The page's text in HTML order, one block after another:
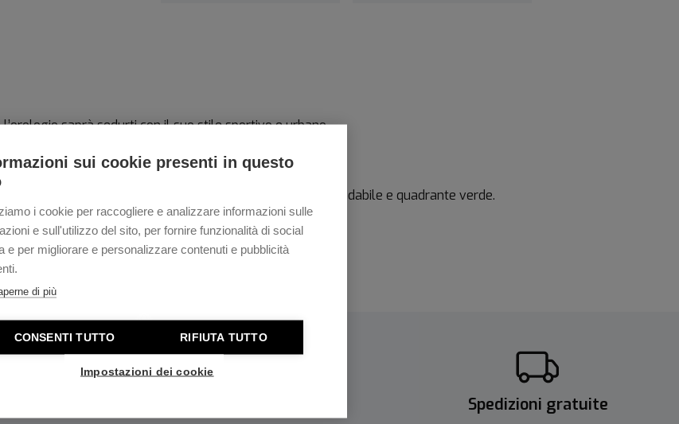
sui cookie presenti in questo
i cookie per raccogliere e analizzare informazioni sulle
e sull'utilizzo del sito, per fornire funzionalità di social
e per migliorare e personalizzare contenuti e pubblicità
di più
CONSENTI TUTTO RIFIUTA TUTTO
Impostazioni dei cookie
saprà sedurti con il suo stile sportivo e urbano.
Chrono Quartz SSB481P1
questo orologio propone una cassa in acciaio inossidabile e quadrante verde.
Spedizioni gratuite